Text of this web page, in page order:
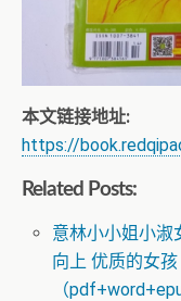
本文链接地址:
https://
Related Posts:
意林小小姐小淑
向上 优质的女
（